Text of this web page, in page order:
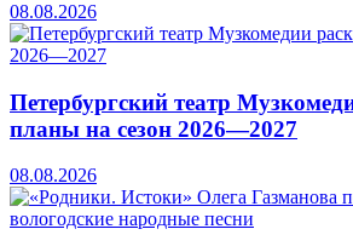
08.08.2026
Петербургский театр
планы на сезон 2026—2027
08.08.2026